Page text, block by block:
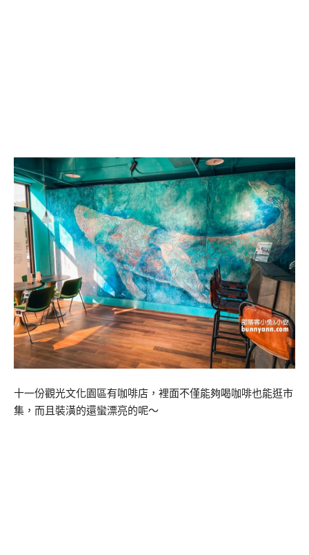
十一份觀光文化園區有咖啡店，裡面不僅能夠喝咖啡也能逛市
集，而且裝潢的還蠻漂亮的呢～